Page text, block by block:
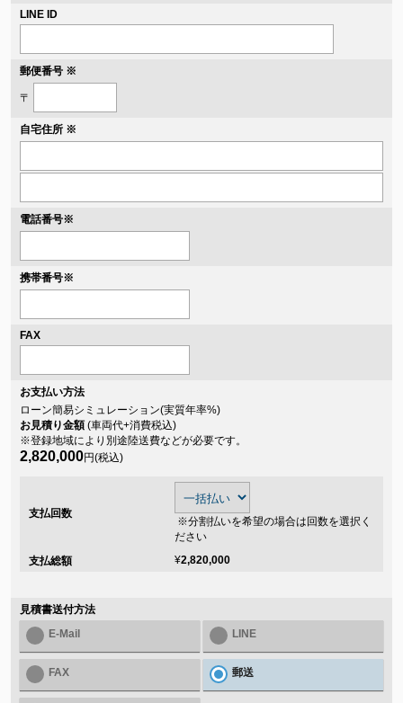
LINE ID
郵便番号 ※
〒
自宅住所 ※
電話番号※
携帯番号※
FAX
お支払い方法
ローン簡易シミュレーション(実質年率%)
お見積り金額(車両代+消費税込)
※登録地域により別途陸送費などが必要です。
2,820,000円(税込)
支払回数
※分割払いを希望の場合は回数を選択く
ださい
支払総額
¥2,820,000
見積書送付方法
E-Mail
LINE
FAX 郵送